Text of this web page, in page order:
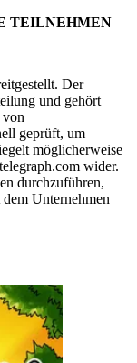
TEILNEHMEN
Der
und gehört
geprüft, um
möglicherweise
wider.
durchzuführen,
Unternehmen